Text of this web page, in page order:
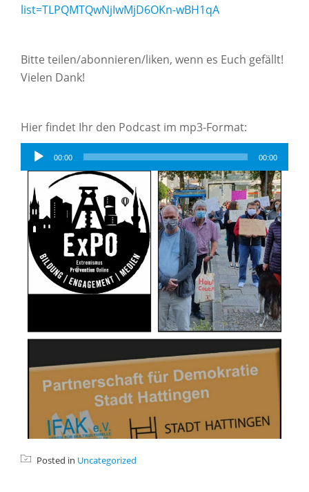
list=TLPQMTQwNjIwMjD6OKn-wBH1qA
Bitte teilen/abonnieren/liken, wenn es Euch gefällt!
Vielen Dank!
Hier findet Ihr den Podcast im mp3-Format:
Audio-
Player
00:00 00:00
Posted in Uncategorized